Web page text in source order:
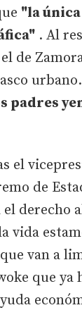
"la
. Al
de
urbano.
padres
el
de
derecho
vida
van a
que ya